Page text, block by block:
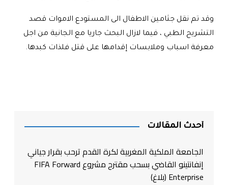
وقد تم نقل جثامين الاطفال الى المستودع الاموات قصد
التشريح الطبي ، فيما لازال البحث جاريا مع الجانية من اجل
معرفة اسباب وملابسات إقدامها على قتل فلذات كبدها.
أحدث المقالات
الجامعة الملكية المغربية لكرة القدم ترحب بقرار جياني
إنفانتينو القاضي بسحب مقترح مشروع FIFA Forward
Enterprise (بلاغ)